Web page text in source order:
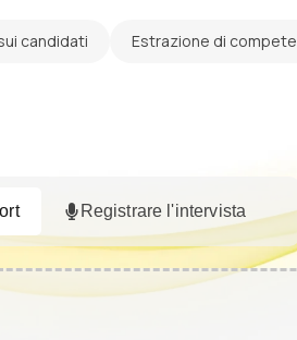
candidati Estrazione di
Registrare l'intervista